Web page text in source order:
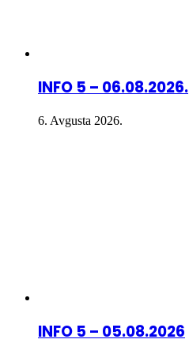
INFO 5 – 06.08.2026.
6. Avgusta 2026.
INFO 5 – 05.08.2026